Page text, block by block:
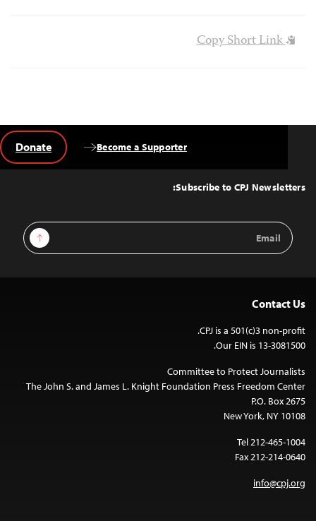
Copy Short Link
Top
Subscribe to CPJ Newsletters:
Email
Address
Sign Up
Become a Supporter
Donate
Contact Us
CPJ is a 501(c)3 non-profit.
Our EIN is 13-3081500.
Committee to Protect Journalists
The John S. and James L. Knight Foundation Press Freedom Center
P.O. Box 2675
New York, NY 10108
Tel 212-465-1004
Fax 212-214-0640
info@cpj.org